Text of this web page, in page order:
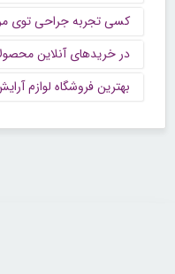
کسی تجربه جراحی توی
در خریدهای آنلاین
بهترین فروشگاه لوازم